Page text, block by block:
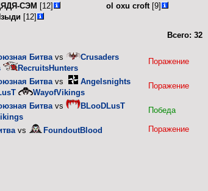
СЭМ [12]
[12]
ol oxu croft [9]
Всего: 32
Битва vs
Crusaders
RecruitsHunters
Поражение
Битва vs
Angelsnights
WayofVikings
Поражение
Битва vs
BLooDLusT
Победа
vs FoundoutBlood Поражение